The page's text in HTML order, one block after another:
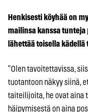
Henkisesti köyhää on
mailinsa kanssa tunteja
lähettää toisella
”Olen tavoitettavissa,
tuotantoon näkyy siinä,
taiteilijoita, he ovat aina
häipymisestä on aina